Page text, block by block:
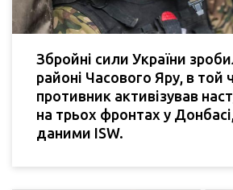
Збройні сили України
районі Часового Яру, в той
противник активізував
на трьох фронтах у
даними ISW.